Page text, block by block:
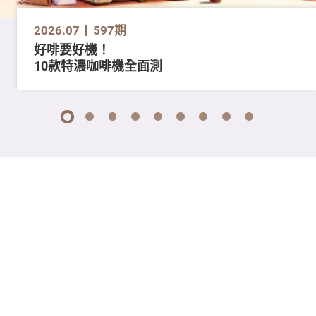
2026.07 597期
好啡要好機！
10款特濃咖啡機全面測
1 2 3 4 5 6 7 8 9